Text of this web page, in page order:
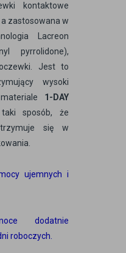
kontaktowe
zastosowana w
Lacreon
pyrrolidone),
Jest to
wysoki
1-DAY
sposób, że
się w
ujemnych i
dodatnie
roboczych.